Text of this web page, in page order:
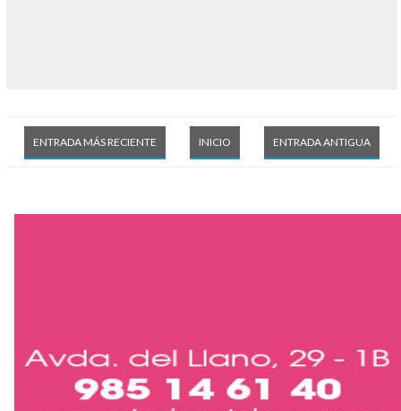
ENTRADA MÁS RECIENTE ENTRADA ANTIGUA
INICIO